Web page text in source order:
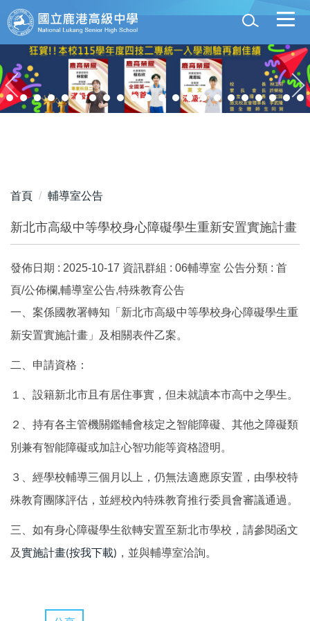
跳
到
主
內
容
區
首頁 輔導室公告
新北市高級中等學校身心障礙學生重新安置實施計畫
發佈日期 : 2025-10-17 資訊群組 : 06輔導室 公告分類 : 首
頁/公佈欄,輔導室公告,特殊教育公告
一、案係國教署轉知「新北市高級中等學校身心障礙學生重
新安置實施計畫」及相關表件乙案。
二、申請資格：
１、設籍新北市且有居住事實，但未就讀本市高中之學生。
２、持有各主管機關鑑輔會核定之智能障礙、其他之障礙類
別兼有智能障礙或加註心智功能等資格證明。
３、經學校輔導三個月以上，仍無法適應原安置，由學校特
殊教育團隊評估，並經校內特殊教育推行委員會審議通過。
三、如有身心障礙學生欲轉安置至新北市學校，請參閱函文
及實施計畫(按我下載) ，並與輔導室洽詢。